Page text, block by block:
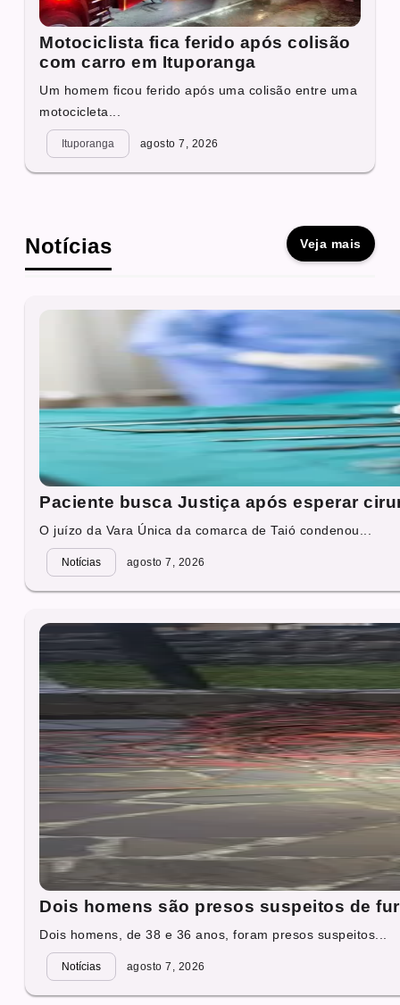
Motociclista fica ferido após colisão
com carro em Ituporanga
Um homem ficou ferido após uma colisão entre uma
motocicleta...
Ituporanga agosto 7, 2026
Notícias Veja mais
Paciente busca Justiça após esperar
O juízo da Vara Única da comarca de Taió condenou...
Notícias agosto 7, 2026
Dois homens são presos suspeitos de
Dois homens, de 38 e 36 anos, foram presos suspeitos...
Notícias agosto 7, 2026